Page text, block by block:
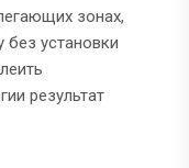
зонах,
без установки
результат